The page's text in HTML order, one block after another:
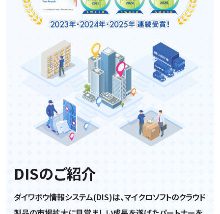
DISのご紹介
ダイワボウ情報システム(DIS)は、マイクロソフトのクラウド